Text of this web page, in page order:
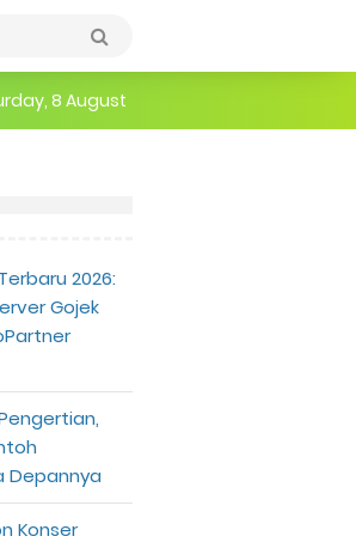
8 August
2026:
Gojek
Depannya
Konser